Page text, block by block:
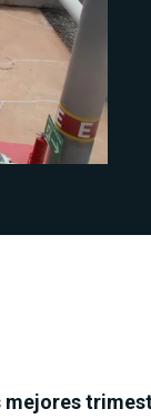
mejores